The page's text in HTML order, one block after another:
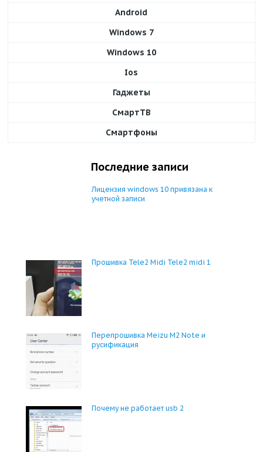
Android
Windows 7
Windows 10
Ios
Гаджеты
СмартТВ
Смартфоны
Последние записи
Лицензия windows 10 привязана к
учетной записи
Прошивка Tele2 Midi Tele2 midi 1
Перепрошивка Meizu M2 Note и
русификация
Почему не работает usb 2